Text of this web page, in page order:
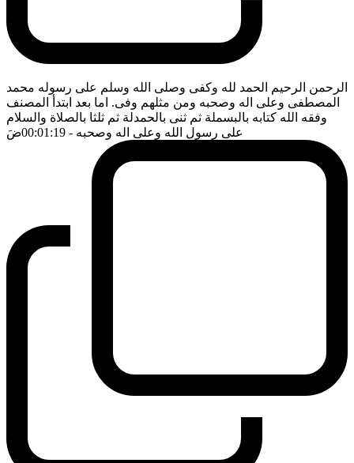
الرحمن الرحيم الحمد لله وكفى وصلى الله وسلم على رسوله محمد
المصطفى وعلى اله وصحبه ومن مثلهم وفى. اما بعد ابتدأ المصنف
وفقه الله كتابه بالبسملة ثم ثنى بالحمدلة ثم ثلثا بالصلاة والسلام
على رسول الله وعلى اله وصحبه - 00:01:19 ضَ